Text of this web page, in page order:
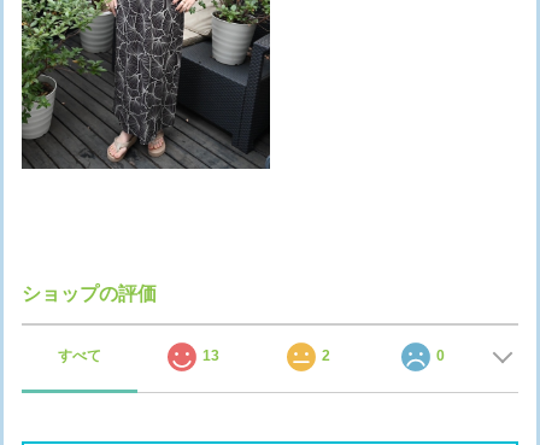
ショップの評価
すべて 13 2 0